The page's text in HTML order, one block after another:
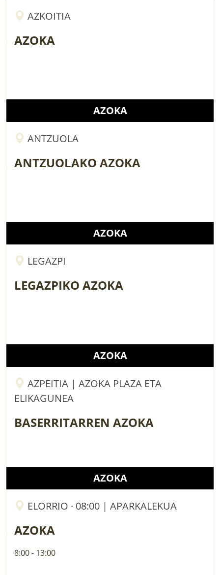
AZKOITIA
AZOKA
AZOKA
ANTZUOLA
ANTZUOLAKO AZOKA
AZOKA
LEGAZPI
LEGAZPIKO AZOKA
AZOKA
AZPEITIA | AZOKA PLAZA ETA
ELIKAGUNEA
BASERRITARREN AZOKA
AZOKA
ELORRIO · 08:00 | APARKALEKUA
AZOKA
8:00 - 13:00